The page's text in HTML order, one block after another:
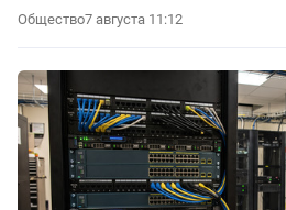
Общество7 августа 11:12